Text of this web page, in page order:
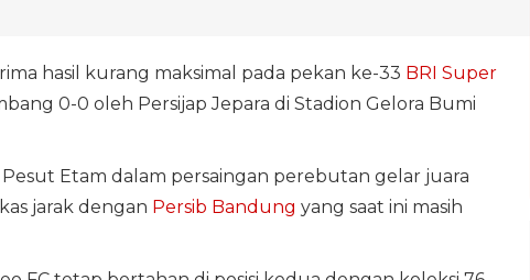
hasil kurang maksimal pada pekan ke-33 BRI Super
0-0 oleh Persijap Jepara di Stadion Gelora Bumi
Etam dalam persaingan perebutan gelar juara
jarak dengan Persib Bandung yang saat ini masih